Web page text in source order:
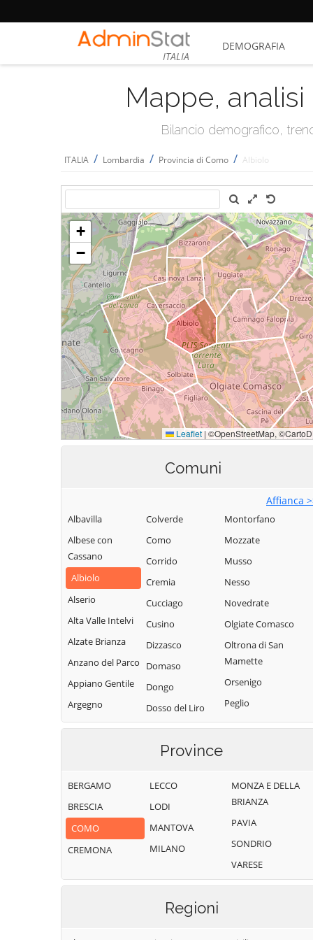
ITALIA
DEMOGRAFIA
Mappe,
Bilancio demografico,
ITALIA / Lombardia / Provincia di Como / Albiolo
Comuni
Affianca
Albavilla
Albese con
Cassano
Albiolo
Alserio
Alta Valle Intelvi
Alzate Brianza
Anzano del Parco
Appiano Gentile
Argegno
Arosio
Bellagio
Bene Lario
Beregazzo con
Figliaro
Bizzarone
Colverde
Como
Corrido
Cremia
Cucciago
Cusino
Dizzasco
Domaso
Dongo
Dosso del Liro
Erba
Eupilio
Faloppio
Fenegrò
Figino Serenza
Fino Mornasco
Grandate
Montorfano
Mozzate
Musso
Nesso
Novedrate
Olgiate Comasco
Oltrona di San
Mamette
Orsenigo
Peglio
Pianello del Lario
Pognana Lario
Ponna
Ponte Lambro
Porlezza
Proserpio
Province
BERGAMO
BRESCIA
COMO
CREMONA
LECCO
LODI
MANTOVA
MILANO
MONZA E DELLA
BRIANZA
PAVIA
SONDRIO
VARESE
Regioni